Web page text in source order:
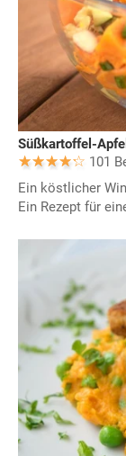
Süßkartoffel-
101
Ein köstlicher
Ein Rezept für